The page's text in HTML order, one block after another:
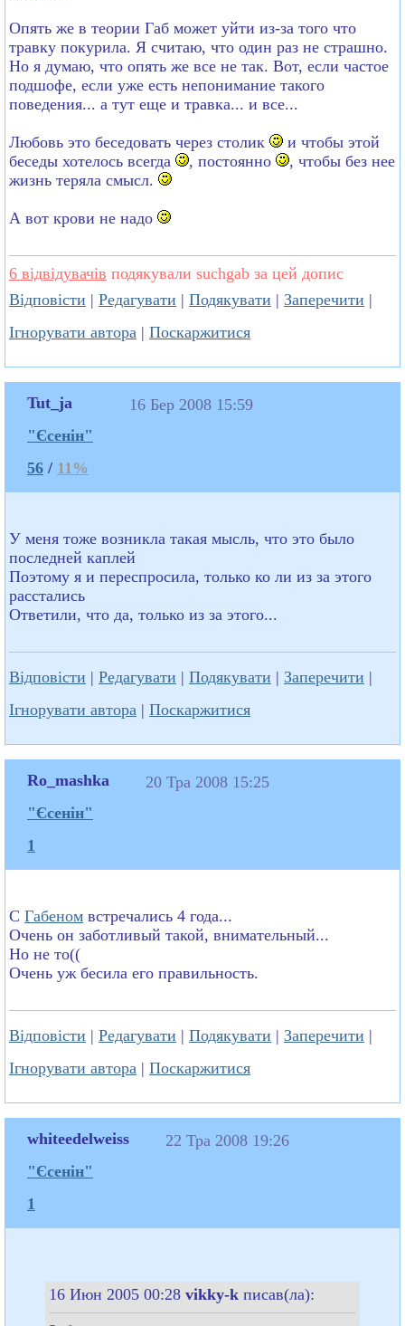
Опять же в теории Габ может уйти из-за того что
травку покурила. Я считаю, что один раз не страшно.
Но я думаю, что опять же все не так. Вот, если частое
подшофе, если уже есть непонимание такого
поведения... а тут еще и травка... и все...
Любовь это беседовать через столик
и чтобы этой
беседы хотелось всегда
, постоянно
, чтобы без нее
жизнь теряла смысл.
А вот крови не надо
6 відвідувачів подякували suchgab за цей допис
Відповісти | Редагувати | Подякувати | Заперечити |
Ігнорувати автора | Поскаржитися
Tut_ja
"Єсенін"
56 / 11%
16 Бер 2008 15:59
У меня тоже возникла такая мысль, что это было
последней каплей
Поэтому я и переспросила, только ко ли из за этого
расстались
Ответили, что да, только из за этого...
Відповісти | Редагувати | Подякувати | Заперечити |
Ігнорувати автора | Поскаржитися
Ro_mashka
"Єсенін"
1
20 Тра 2008 15:25
С Габеном встречались 4 года...
Очень он заботливый такой, внимательный...
Но не то((
Очень уж бесила его правильность.
Відповісти | Редагувати | Подякувати | Заперечити |
Ігнорувати автора | Поскаржитися
whiteedelweiss
"Єсенін"
1
22 Тра 2008 19:26
16 Июн 2005 00:28 vikky-k писав(ла):